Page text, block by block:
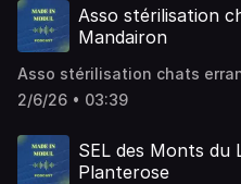
Asso stérilisation
Mandairon
Asso stérilisation chats
2/6/26 • 03:39
SEL des Monts du
Planterose